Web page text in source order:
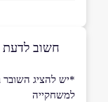
חשוב לדעת
*יש להציג השובר
למשחקייה